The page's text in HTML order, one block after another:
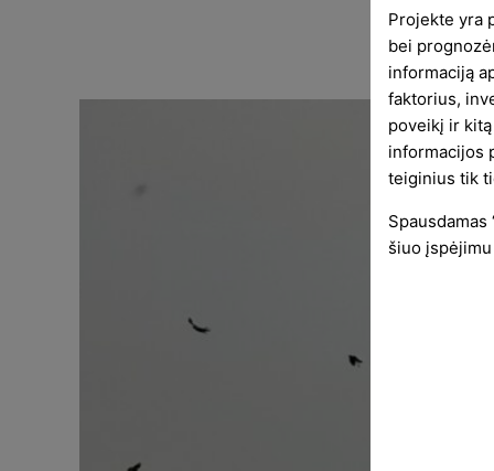
Projekte yra
bei
informaciją
faktorius,
poveikį ir
informacijos
teiginius tik
šiuo